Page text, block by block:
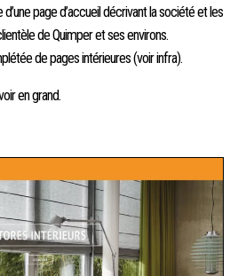
page d’accueil décrivant la société et les
de Quimper et ses environs.
de pages intérieures (voir infra).
en grand.